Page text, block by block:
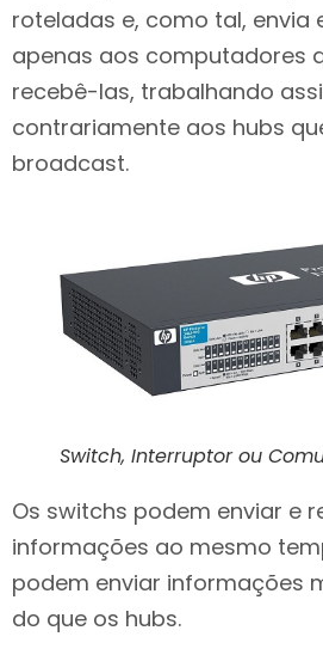
roteladas e, como tal, envia
apenas aos computadores
recebê-las, trabalhando
contrariamente aos hubs
broadcast.
Switch, Interruptor ou
Os switchs podem enviar e
informações ao mesmo
podem enviar informações
do que os hubs.